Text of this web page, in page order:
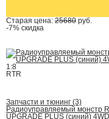
Старая цена: 25680 руб.
-7% скидка
1:8
RTR
Запчасти и тюнинг (3)
Радиоуправляемый монстр
UPGRADE PLUS (синий)